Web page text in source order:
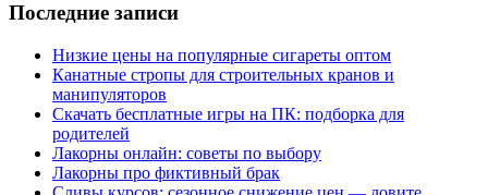
Последние записи
Низкие цены на популярные сигареты оптом
Канатные стропы для строительных кранов и
манипуляторов
Скачать бесплатные игры на ПК: подборка для
родителей
Лакорны онлайн: советы по выбору
Лакорны про фиктивный брак